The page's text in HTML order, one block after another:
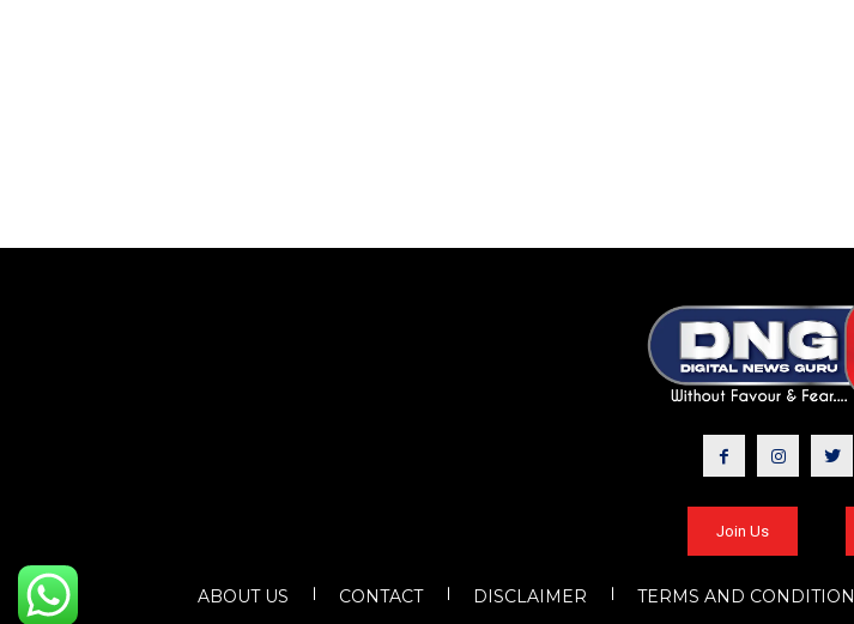
Join Us
ABOUT US CONTACT DISCLAIMER TERMS AND CONDITION